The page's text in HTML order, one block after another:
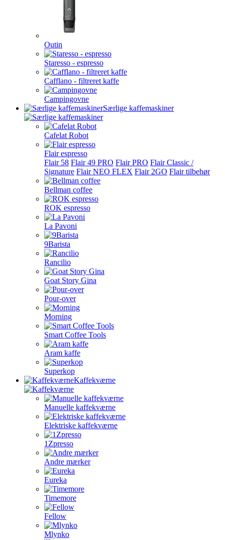
Outin
Staresso - espresso
Cafflano - filtreret kaffe
Campingovne
Særlige kaffemaskiner
Cafelat Robot
Flair espresso
Flair 58 Flair 49 PRO Flair PRO Flair Classic /
Signature Flair NEO FLEX Flair 2GO Flair tilbehør
Bellman coffee
ROK espresso
La Pavoni
9Barista
Rancilio
Goat Story Gina
Pour-over
Morning
Smart Coffee Tools
Aram kaffe
Superkop
Kaffekværne
Manuelle kaffekværne
Elektriske kaffekværne
1Zpresso
Andre mærker
Eureka
Timemore
Fellow
Mlynko